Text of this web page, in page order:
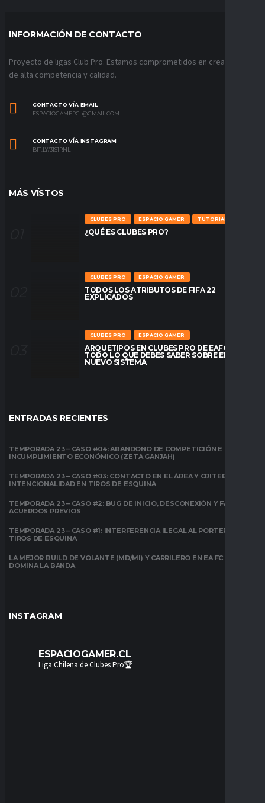
INFORMACIÓN DE CONTACTO
Proyecto de ligas Club Pro. Estamos comprometidos en crear ligas
de alta competencia y calidad.
CONTACTO VÍA EMAIL
ESPACIOGAMERCL@GMAIL.COM
CONTACTO VÍA INSTAGRAM
BIT.LY/31S1RNL
MÁS VÍSTOS
CLUBES PRO ESPACIO GAMER TUTORIALES
¿QUÉ ES CLUBES PRO?
CLUBES PRO ESPACIO GAMER
TODOS LOS ATRIBUTOS DE FIFA 22
EXPLICADOS
CLUBES PRO ESPACIO GAMER
ARQUETIPOS EN CLUBES PRO DE EAFC26:
TODO LO QUE DEBES SABER SOBRE EL
NUEVO SISTEMA
ENTRADAS RECIENTES
TEMPORADA 23 – CASO #04: ABANDONO DE COMPETICIÓN E
INCUMPLIMIENTO ECONÓMICO (ZETA GANJAH)
TEMPORADA 23 – CASO #03: CONTACTO EN EL ÁREA Y CRITERIO DE
INTENCIONALIDAD EN TIROS DE ESQUINA
TEMPORADA 23 – CASO #2: BUG DE INICIO, DESCONEXIÓN Y FALTA DE
ACUERDOS PREVIOS
TEMPORADA 23 – CASO #1: INTERFERENCIA ILEGAL AL PORTERO EN
TIROS DE ESQUINA
LA MEJOR BUILD DE VOLANTE (MD/MI) Y CARRILERO EN EA FC 26:
DOMINA LA BANDA
INSTAGRAM
ESPACIOGAMER.CL
Liga Chilena de Clubes Pro🏆